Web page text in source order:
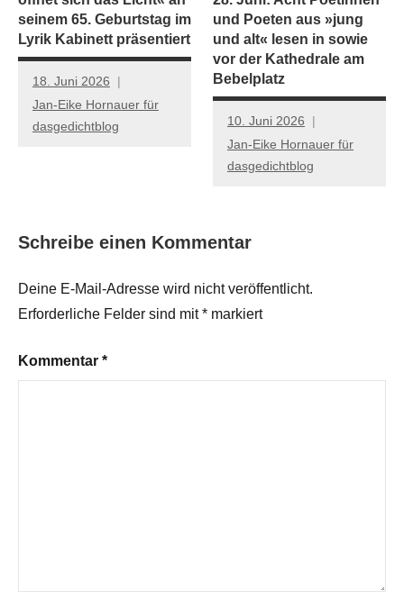
seinem 65. Geburtstag im
Lyrik Kabinett präsentiert
18. Juni 2026
Jan-Eike Hornauer für
dasgedichtblog
und Poeten aus »jung
und alt« lesen in sowie
vor der Kathedrale am
Bebelplatz
10. Juni 2026
Jan-Eike Hornauer für
dasgedichtblog
Schreibe einen Kommentar
Deine E-Mail-Adresse wird nicht veröffentlicht.
Erforderliche Felder sind mit* markiert
Kommentar *